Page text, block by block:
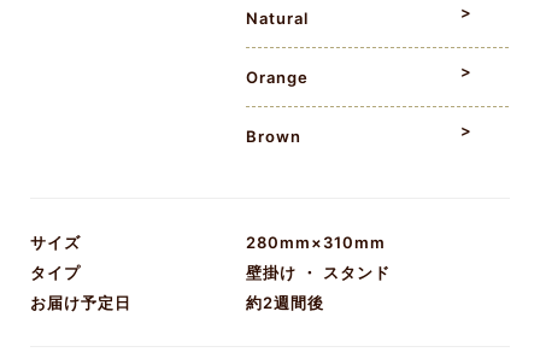
Natural
Orange
Brown
サイズ
280mm×310mm
タイプ
壁掛け ・ スタンド
お届け予定日
約2週間後